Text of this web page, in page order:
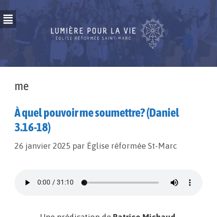
me
À quel pouvoir me soumettre? (Daniel
3.16-18)
26 janvier 2025 par Église réformée St-Marc